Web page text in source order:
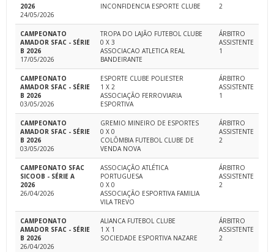
2026
24/05/2026
INCONFIDENCIA ESPORTE CLUBE
2
CAMPEONATO
AMADOR SFAC - SÉRIE
B 2026
17/05/2026
TROPA DO LAJÃO FUTEBOL CLUBE
0 X 3
ASSOCIACAO ATLETICA REAL
BANDEIRANTE
ÁRBITRO
ASSISTENTE
1
CAMPEONATO
AMADOR SFAC - SÉRIE
B 2026
03/05/2026
ESPORTE CLUBE POLIESTER
1 X 2
ASSOCIAÇÃO FERROVIARIA
ESPORTIVA
ÁRBITRO
ASSISTENTE
1
CAMPEONATO
AMADOR SFAC - SÉRIE
B 2026
03/05/2026
GREMIO MINEIRO DE ESPORTES
0 X 0
COLÔMBIA FUTEBOL CLUBE DE
VENDA NOVA
ÁRBITRO
ASSISTENTE
2
CAMPEONATO SFAC
SICOOB - SÉRIE A
2026
26/04/2026
ASSOCIAÇÃO ATLÉTICA
PORTUGUESA
0 X 0
ASSOCIAÇÃO ESPORTIVA FAMILIA
VILA TREVO
ÁRBITRO
ASSISTENTE
2
CAMPEONATO
AMADOR SFAC - SÉRIE
B 2026
26/04/2026
ALIANCA FUTEBOL CLUBE
1 X 1
SOCIEDADE ESPORTIVA NAZARE
ÁRBITRO
ASSISTENTE
2